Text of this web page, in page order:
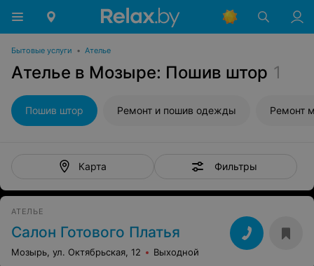
Бытовые услуги • Ателье
Ателье в Мозыре: Пошив штор 1
Пошив штор Ремонт и пошив одежды Ремонт
Карта Фильтры
АТЕЛЬЕ
Салон Готового Платья
Мозырь, ул. Октябрьская, 12 Выходной